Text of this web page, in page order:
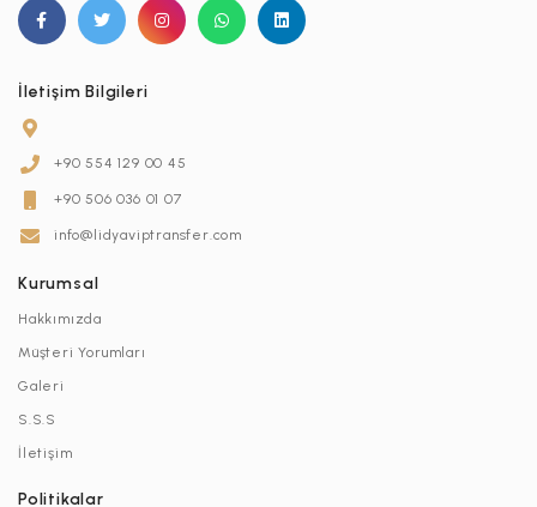
İletişim Bilgileri
+90 554 129 00 45
+90 506 036 01 07
info@lidyaviptransfer.com
Kurumsal
Hakkımızda
Müşteri Yorumları
Galeri
S.S.S
İletişim
Politikalar